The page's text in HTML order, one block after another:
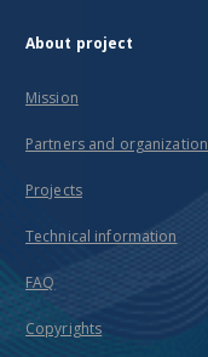
About project
Mission
Partners and organization
Projects
Technical information
FAQ
Copyrights